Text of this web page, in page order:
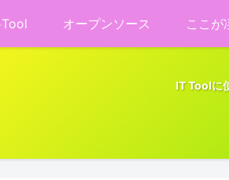
IT Toolに
オープンソース ここが